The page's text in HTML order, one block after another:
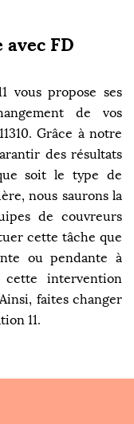
FD
vous propose ses
de vos
Grâce à notre
des résultats
soit le type de
nous saurons la
de couvreurs
cette tâche que
ou pendante à
cette intervention
faites changer
11.